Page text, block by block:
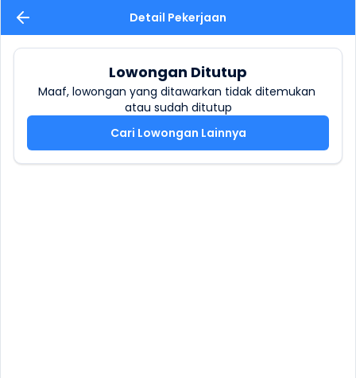
Detail Pekerjaan
Lowongan Ditutup
Maaf, lowongan yang ditawarkan tidak ditemukan
atau sudah ditutup
Cari Lowongan Lainnya